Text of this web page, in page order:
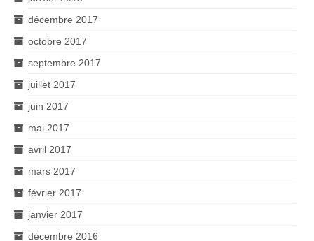
décembre 2017
octobre 2017
septembre 2017
juillet 2017
juin 2017
mai 2017
avril 2017
mars 2017
février 2017
janvier 2017
décembre 2016